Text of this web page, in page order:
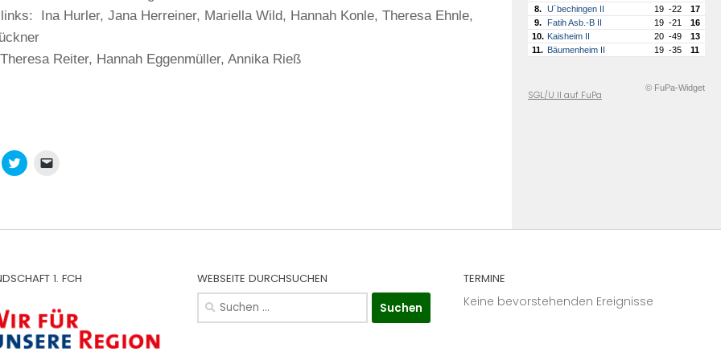
Ina Hurler, Jana Herreiner, Mariella Wild, Hannah Konle, Theresa Ehnle,
Reiter, Hannah Eggenmüller, Annika Rieß
Klick,
um
in E-
(Wird
in
Fenster
geöffnet)
8.
U´bechingen II 19 -22
17
9.
Fatih Asb.-B II 19 -21
16
10. Kaisheim II 20 -49
13
11. Bäumenheim II 19 -35 11
© FuPa-Widget
SGL/U II auf FuPa
1. FCH WEBSEITE DURCHSUCHEN
Suchen
nach:
TERMINE
Keine bevorstehenden Ereignisse